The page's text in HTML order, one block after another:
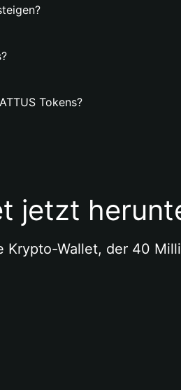
Tokens?
jetzt
Krypto-Wallet, der 40